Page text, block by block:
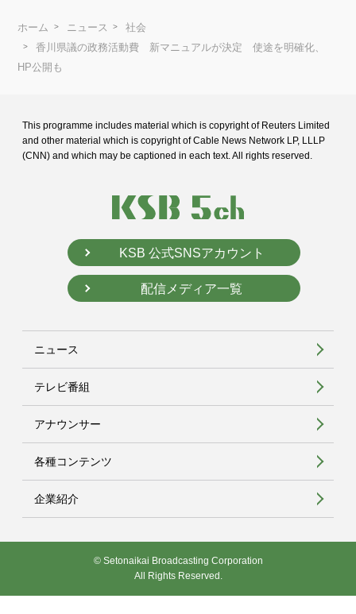
ホーム ニュース
社会
香川県議の政務活動費 新マニュアルが決定 使途を明確化、
HP公開も
This programme includes material which is copyright of Reuters Limited
and other material which is copyright of Cable News Network LP, LLLP
(CNN) and which may be captioned in each text. All rights reserved.
KSB 公式SNSアカウント
配信メディア一覧
ニュース
テレビ番組
アナウンサー
各種コンテンツ
企業紹介
© Setonaikai Broadcasting Corporation
All Rights Reserved.